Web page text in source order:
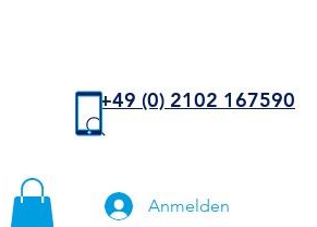
+49 (0) 2102 167590
Anmelden